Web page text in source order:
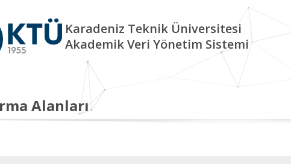
Karadeniz Teknik Üniversitesi
Akademik Veri Yönetim Sistemi
Alanları